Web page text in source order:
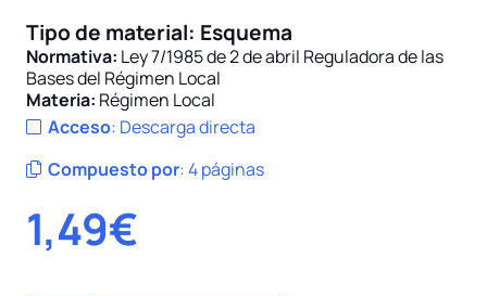
Tipo de material: Esquema
Normativa: Ley 7/1985 de 2 de abril Reguladora de las
Bases del Régimen Local
Materia: Régimen Local
Acceso: Descarga directa
Compuesto por:4 páginas
1,49€